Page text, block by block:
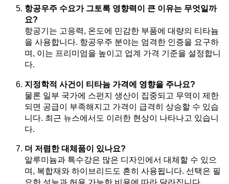
항공우주 수요가 그토록 영향력이 큰 이유는 무엇일까
요?
항공기는 고응력, 온도에 민감한 부품에 대량의 티타늄
을 사용합니다. 항공우주 분야는 엄격한 인증을 요구하
며, 이는 프리미엄을 높이고 업계 가격 기준을 설정합니
다.
지정학적 사건이 티타늄 가격에 영향을 주나요?
물론 일부 국가에 스펀지 생산이 집중되고 무역이 제한
되면 공급이 부족해지고 가격이 급격히 상승할 수 있습
니다. 최근 뉴스에서도 이러한 현상이 나타나고 있습니
다.
더 저렴한 대체품이 있나요?
알루미늄과 특수강은 많은 디자인에서 대체할 수 있으
며, 복합재와 하이브리드도 흔히 사용됩니다. 선택은 필
요한 성능과 허용 가능한 비용에 따라 달라집니다.